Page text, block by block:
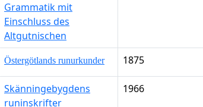
Grammatik mit
Einschluss des
Altgutnischen
Östergötlands runurkunder 1875
Skänningebygdens
runinskrifter
1966